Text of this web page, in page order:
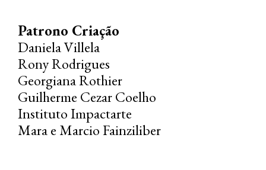
Patrono Criação
Daniela Villela
Rony Rodrigues
Georgiana Rothier
Guilherme Cezar Coelho
Instituto Impactarte
Mara e Marcio Fainziliber